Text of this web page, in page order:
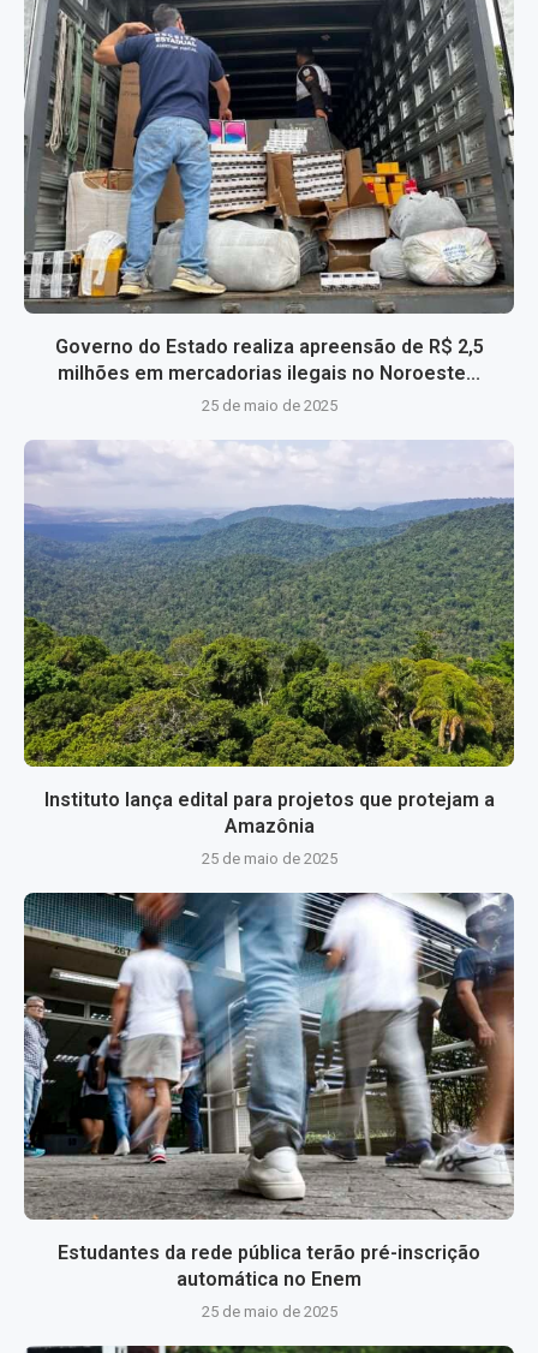
Governo do Estado realiza apreensão de R$ 2,5
milhões em mercadorias ilegais no Noroeste...
25 de maio de 2025
Instituto lança edital para projetos que protejam a
Amazônia
25 de maio de 2025
Estudantes da rede pública terão pré-inscrição
automática no Enem
25 de maio de 2025